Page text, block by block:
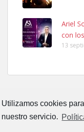
Utilizamos cookies
nuestro servicio.
Adopcion
Busco casa de
no la puedo tener. Solo
Ariel
con
13